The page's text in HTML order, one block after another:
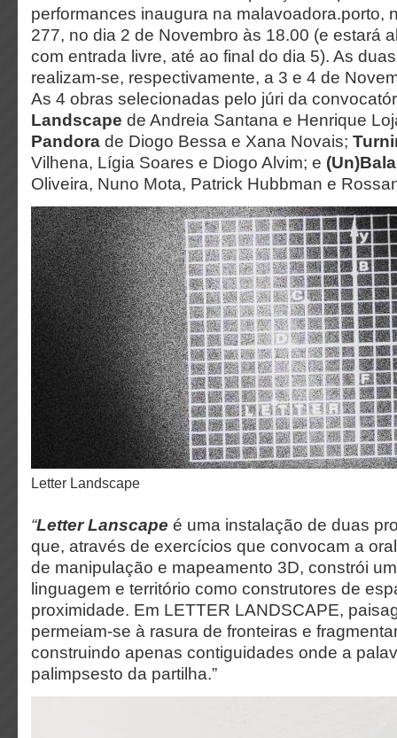
performances inaugura na malavoadora.porto,
277, no dia 2 de Novembro às 18.00 (e estará
com entrada livre, até ao final do dia 5). As
realizam-se, respectivamente, a 3 e 4 de
As 4 obras selecionadas pelo júri da
Landscape de Andreia Santana e Henrique
Pandora de Diogo Bessa e Xana Novais;
Vilhena, Lígia Soares e Diogo Alvim; e
Oliveira, Nuno Mota, Patrick Hubbman e
Letter Landscape
“Letter Lanscape é uma instalação de duas
que, através de exercícios que convocam a
de manipulação e mapeamento 3D, constrói
linguagem e território como construtores de
proximidade. Em LETTER LANDSCAPE,
permeiam-se à rasura de fronteiras e
construindo apenas contiguidades onde a
palimpsesto da partilha.”